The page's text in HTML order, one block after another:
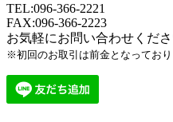
TEL:096-366-2221
FAX:096-366-2223
お気軽にお問い合わせくださ
※初回のお取引は前金となっており